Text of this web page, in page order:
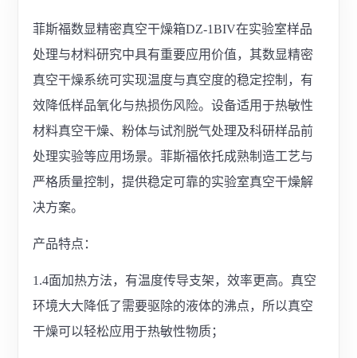
菲斯福数显精密真空干燥箱DZ-1BIV在实验室样品
处理与材料研究中具有重要应用价值，其数显精密
真空干燥系统可实现温度与真空度的稳定控制，有
效降低样品氧化与热损伤风险。设备适用于热敏性
材料真空干燥、粉体与试剂脱气处理及科研样品前
处理实验等应用场景。菲斯福依托成熟制造工艺与
严格质量控制，提供稳定可靠的实验室真空干燥解
决方案。
产品特点：
1.4面加热方法，有温度传导支架，效率更高。真空
环境大大降低了需要驱除的液体的沸点，所以真空
干燥可以轻松应用于热敏性物质；